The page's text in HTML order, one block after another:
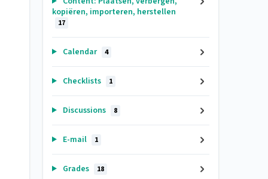
kopiëren, importeren, herstellen
17
Calendar 4
Checklists 1
Discussions 8
E-mail 1
Grades 18